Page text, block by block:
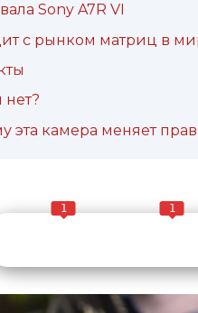
Sony A7R VI
с рынком матриц в
нет?
эта камера меняет
1 1